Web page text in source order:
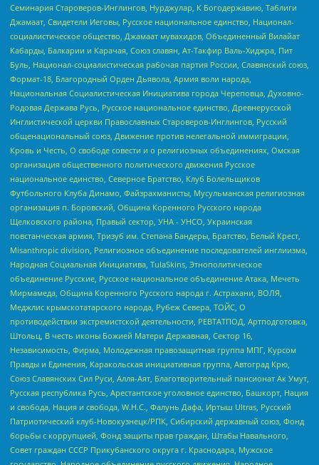
Семинария Староверов-Инглингов, Нурджулар, К Богодержавию, Таблиги
Джамаат, Свидетели Иеговы, Русское национальное единство, Национал-
социалистическое общество, Джамаат мувахидов, Объединенный Вилайат
Кабарды, Балкарии и Карачая, Союз славян, Ат-Такфир Валь-Хиджра, Пит
Буль, Национал-социалистическая рабочая партия России, Славянский союз,
Формат-18, Благородный Орден Дьявола, Армия воли народа,
Национальная Социалистическая Инициатива города Череповца, Духовно-
Родовая Держава Русь, Русское национальное единство, Древнерусской
Инглистической церкви Православных Староверов-Инглингов, Русский
общенациональный союз, Движение против нелегальной иммиграции,
Кровь и Честь, О свободе совести и о религиозных объединениях, Омская
организация общественного политического движения Русское
национальное единство, Северное Братство, Клуб Болельщиков
Футбольного Клуба Динамо, Файзрахманисты, Мусульманская религиозная
организация п. Боровский, Община Коренного Русского народа
Щелковского района, Правый сектор, УНА - УНСО, Украинская
повстанческая армия, Тризуб им. Степана Бандеры, Братство, Белый Крест,
Misanthropic division, Религиозное объединение последователей инглиизма,
Народная Социальная Инициатива, TulaSkins, Этнополитическое
объединение Русские, Русское национальное объединение Атака, Мечеть
Мирмамеда, Община Коренного Русского народа г. Астрахани, ВОЛЯ,
Меджлис крымскотатарского народа, Рубеж Севера, ТОЙС, О
противодействии экстремистской деятельности, РЕВТАТПОД, Артподготовка,
Штольц, В честь иконы Божией Матери Державная, Сектор 16,
Независимость, Фирма, Молодежная правозащитная группа МПГ, Курсом
Правды и Единения, Каракольская инициативная группа, Автоград Крю,
Союз Славянских Сил Руси, Алля-Аят, Благотворительный пансионат Ак Умут,
Русская республика Русь, Арестантское уголовное единство, Башкорт, Нация
и свобода, Нация и свобода, W.H.С., Фалунь Дафа, Иртыш Ultras, Русский
Патриотический клуб-Новокузнецк/РПК, Сибирский державный союз, Фонд
борьбы с коррупцией, Фонд защиты прав граждан, Штабы Навального,
Совет граждан СССР Прикубанского округа г. Краснодара, Мужское